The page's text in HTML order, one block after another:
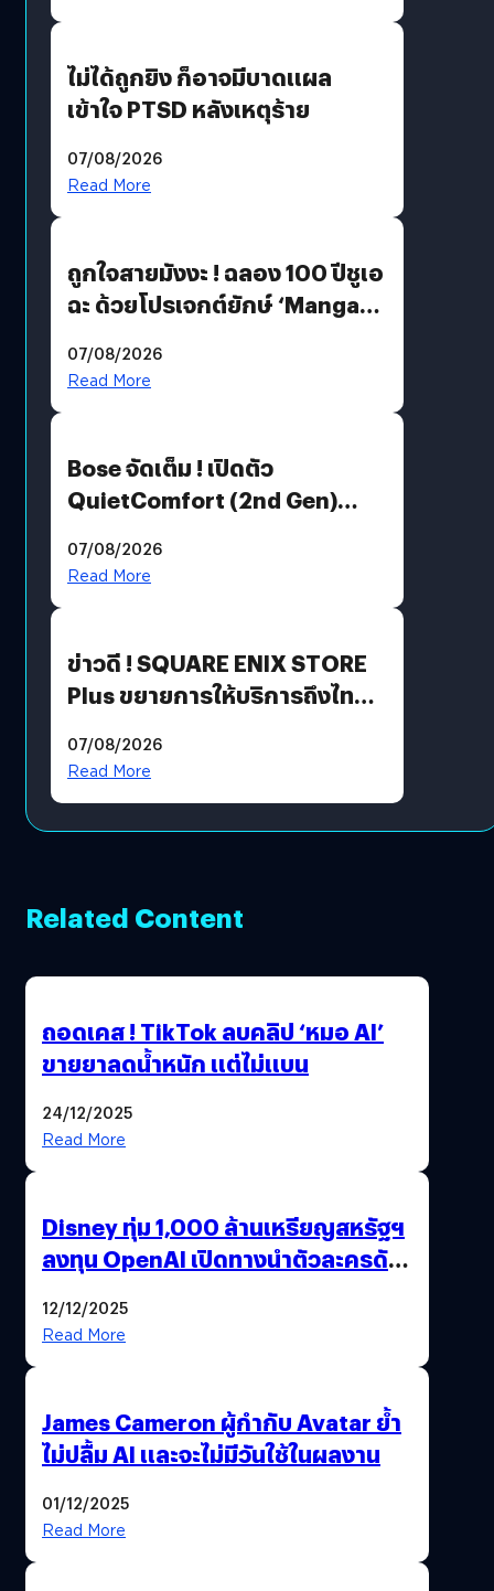
ไม่ได้ถูกยิง ก็อาจมีบาดแผล
เข้าใจ PTSD หลังเหตุร้าย
07/08/2026
Read More
ถูกใจสายมังงะ ! ฉลอง 100 ปีชูเอ
ฉะ ด้วยโปรเจกต์ยักษ์ ‘Manga
มีภาษาไทยด้วย
07/08/2026
Read More
Bose จัดเต็ม ! เปิดตัว
QuietComfort (2nd Gen)
07/08/2026
Read More
ข่าวดี ! SQUARE ENIX STORE
Plus ขยายการให้บริการถึงไทย
โดยตรง
07/08/2026
Read More
Related Content
ถอดเคส ! TikTok ลบคลิป ‘หมอ AI’
ขายยาลดน้ำหนัก แต่ไม่แบน
24/12/2025
Read More
Disney ทุ่ม 1,000 ล้านเหรียญสหรัฐฯ
ลงทุน OpenAI เปิดทางนำตัวละครดัง
12/12/2025
Read More
James Cameron ผู้กำกับ Avatar ย้ำ
ไม่ปลื้ม AI และจะไม่มีวันใช้ในผลงาน
01/12/2025
Read More